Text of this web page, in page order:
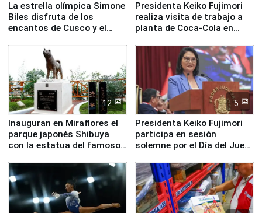
La estrella olímpica Simone
Biles disfruta de los
encantos de Cusco y el
Presidenta Keiko Fujimori
realiza visita de trabajo a
planta de Coca-Cola en
12
Inauguran en Miraflores el
parque japonés Shibuya
con la estatua del famoso
5
Presidenta Keiko Fujimori
participa en sesión
solemne por el Día del Juez